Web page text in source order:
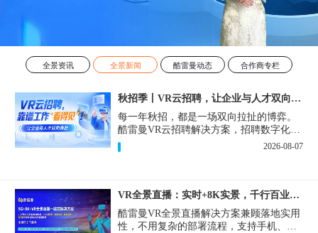
全景资讯 全景新闻 酷雷曼动态 合作商专栏
秋招季丨VR云招聘，让企业与人才双向奔赴！
每一年秋招，都是一场双向拉扯的博弈。
酷雷曼VR云招聘解决方案，招聘数字化的
实用工具，告别“信息博弈”，真正实现企
业与人才双向奔赴。
2026-08-07
VR全景直播：实时+8K实景，千行百业的数字化利器
酷雷曼VR全景直播解决方案兼顾落地实用
性，不用复杂的部署流程，支持手机、网